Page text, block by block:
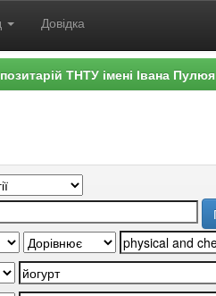
Довідка
ТНТУ імені Івана Пулюя